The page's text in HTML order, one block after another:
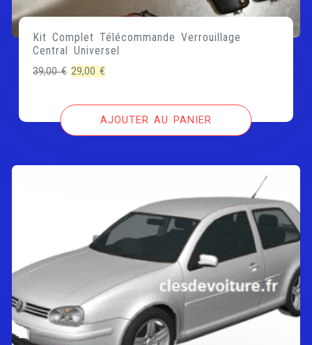
Kit Complet Télécommande Verrouillage
Central Universel
39,00€ Le
initial
29,00€
actuel
est :
AJOUTER AU PANIER